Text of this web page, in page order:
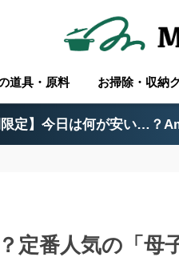
道具・原料 お掃除・収納
限定】今日は何が安い…？
定番人気の「母